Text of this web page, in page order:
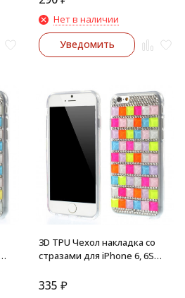
Нет в наличии
Уведомить
3D TPU Чехол накладка со
стразами для iPhone 6, 6S
335 ₽